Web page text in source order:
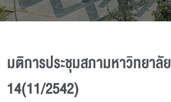
มติการประชุมสภามหาวิทยาลั
14(11/2542)